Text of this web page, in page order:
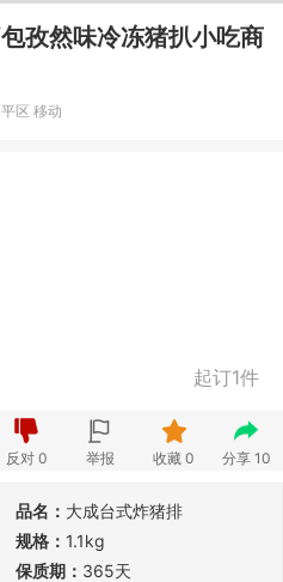
孜然味冷冻猪扒小吃商
区 移动
起订1件
反对 0 举报 收藏 0 分享 10
品名： 大成台式炸猪排
规格： 1.1kg
保质期： 365天